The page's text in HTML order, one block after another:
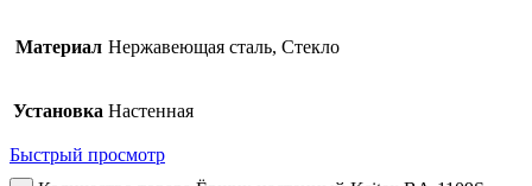
Материал Нержавеющая сталь, Стекло
Установка Настенная
Быстрый просмотр